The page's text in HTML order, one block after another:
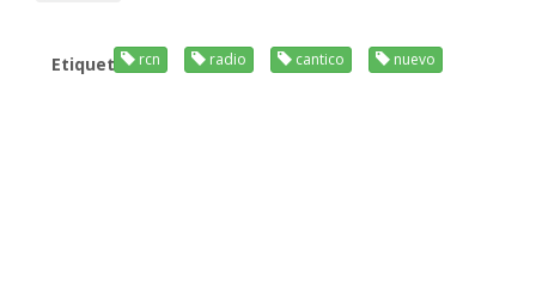
Etiquetas:rcn radio cantico nuevo